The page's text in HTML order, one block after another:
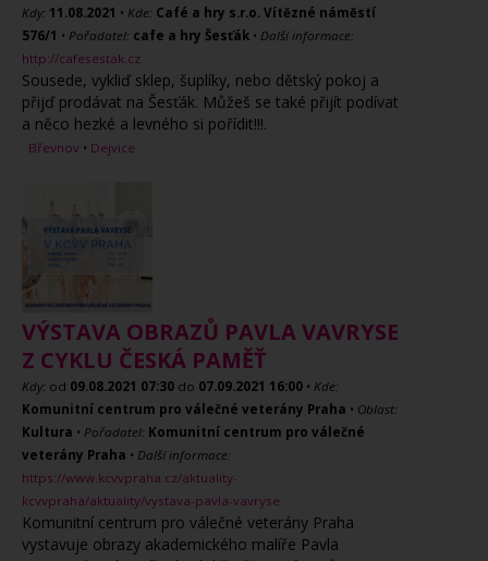
Kdy: 11.08.2021 • Kde: Café a hry s.r.o. Vítězné náměstí
576/1 • Pořadatel: cafe a hry Šesťák • Další informace:
http://cafesestak.cz
Sousede, vykliď sklep, šuplíky, nebo dětský pokoj a
přijď prodávat na Šesťák. Můžeš se také přijít podívat
a něco hezké a levného si pořídit!!!.
Břevnov • Dejvice
VÝSTAVA OBRAZŮ PAVLA VAVRYSE
Z CYKLU ČESKÁ PAMĚŤ
Kdy: od 09.08.2021 07:30 do 07.09.2021 16:00 • Kde:
Komunitní centrum pro válečné veterány Praha • Oblast:
Kultura • Pořadatel: Komunitní centrum pro válečné
veterány Praha • Další informace:
https://www.kcvvpraha.cz/aktuality-
kcvvpraha/aktuality/vystava-pavla-vavryse
Komunitní centrum pro válečné veterány Praha
vystavuje obrazy akademického malíře Pavla